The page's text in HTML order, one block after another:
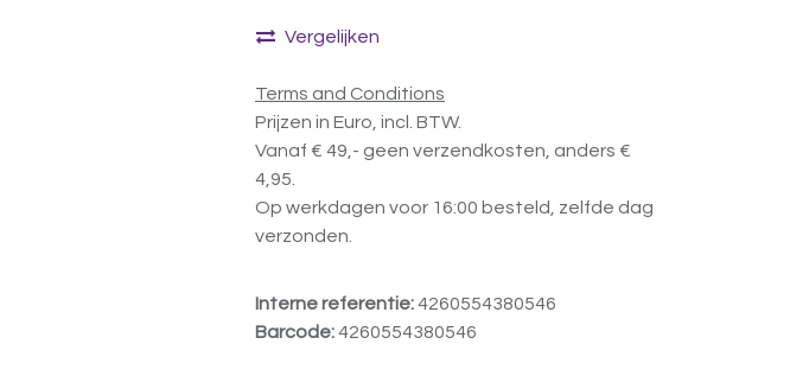
Vergelijken
Terms and Conditions
Prijzen in Euro, incl. BTW.
Vanaf € 49,- geen verzendkosten, anders €
4,95.
Op werkdagen voor 16:00 besteld, zelfde dag
verzonden.
Interne referentie:4260554380546
Barcode:4260554380546